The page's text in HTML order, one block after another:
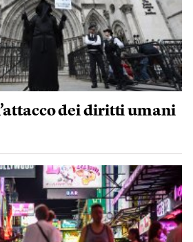
dei diritti umani